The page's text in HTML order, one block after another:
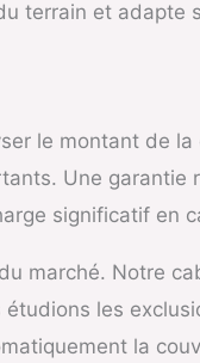
terrain et adapte
le montant de
Une
significatif en
marché. Notre
les
la